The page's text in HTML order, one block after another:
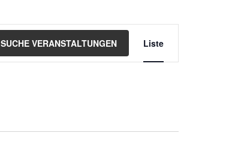
SUCHE VERANSTALTUNGEN Liste